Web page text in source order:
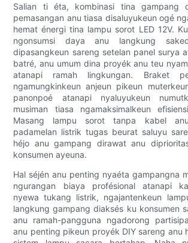
Salian ti éta, kombinasi tina gampang
pemasangan anu tiasa disaluyukeun ogé
hemat énergi tina lampu sorot LED 12V.
ngonsumsi daya anu langkung
dipasangkeun sareng setelan panel surya
batré, anu umum dina proyék anu teu
atanapi ramah lingkungan. Braket
ngamungkinkeun anjeun pikeun
panonpoé atanapi nyaluyukeun
musiman tiasa ngamaksimalkeun
Masang lampu sorot tanpa kabel
padamelan listrik tugas beurat saluyu
héjo anu gampang dirawat anu
konsumen ayeuna.
Hal séjén anu penting nyaéta gampangna
ngurangan biaya profésional atanapi
nyewa tukang listrik, ngajantenkeun
langkung gampang diaksés ku konsumen
anu ramah-pangguna ngadorong
anu penting pikeun proyék DIY sareng anu